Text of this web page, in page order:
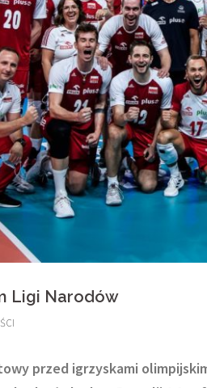
Ligi Narodów
przed igrzyskami